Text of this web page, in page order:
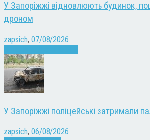
У Запоріжжі відновлюють будинок,
дроном
zapsich, 07/08/2026
У Запоріжжі поліцейські затримали
zapsich, 06/08/2026